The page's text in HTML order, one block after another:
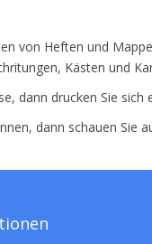
von Heften und
Kästen und
dann drucken Sie sich
dann schauen Sie